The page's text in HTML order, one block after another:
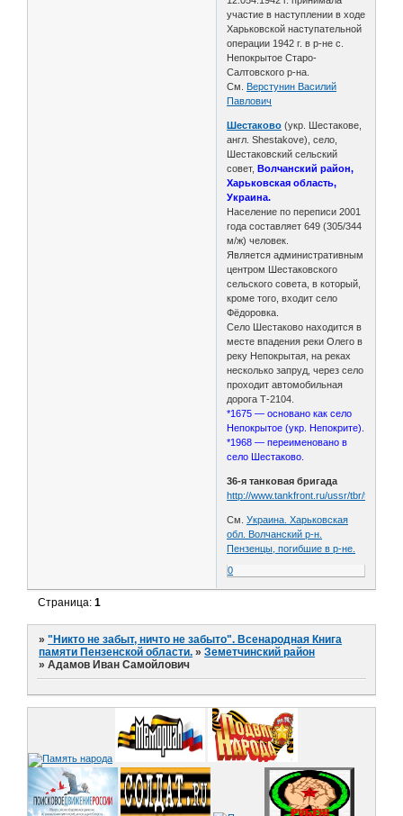
участие в наступлении в ходе
Харьковской наступательной
операции 1942 г. в р-не с.
Непокрытое Старо-
Салтовского р-на.
См. Верстунин Василий
Павлович
Шестаково (укр. Шестакове,
англ. Shestakove), село,
Шестаковский сельский
совет,Волчанский район,
Харьковская область,
Украина.
Население по переписи 2001
года составляет 649 (305/344
м/ж) человек.
Является административным
центром Шестаковского
сельского совета, в который,
кроме того, входит село
Фёдоровка.
Село Шестаково находится в
месте впадения реки Олего в
реку Непокрытая, на реках
несколько запруд, через село
проходит автомобильная
дорога Т-2104.
*1675 — основано как село
Непокрытое (укр. Непокрите).
*1968 — переименовано в
село Шестаково.
36-я танковая бригада
http://www.tankfront.ru/ussr/tbr/
См.Украина. Харьковская
обл. Волчанский р-н.
Пензенцы, погибшие в р-не.
0
Страница:1
»"Никто не забыт, ничто не забыто". Всенародная Книга
памяти Пензенской области. »Земетчинский район
»Адамов Иван Самойлович